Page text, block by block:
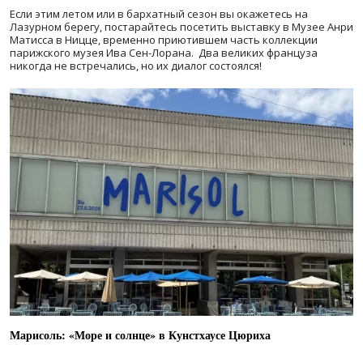
Если этим летом или в бархатный сезон вы окажетесь на
Лазурном берегу, постарайтесь посетить выставку в Музее Анри
Матисса в Ницце, временно приютившем часть коллекции
парижского музея Ива Сен-Лорана. Два великих француза
никогда не встречались, но их диалог состоялся!
Марисоль: «Море и солнце» в Кунстхаусе Цюриха